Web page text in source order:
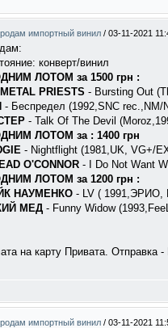
импортный винил / 03-11-2021
конверт/винил
ЛОТОМ за 1500 грн :
PRIESTS - Bursting Out
- Беспредел (1992,SNC rec.,NM/
- Talk Of The Devil
ЛОТОМ за : 1400 грн
- Nightflight (1981,UK, VG+/
O'CONNOR - I Do Not Want
ЛОТОМ за 1200 грн :
НАУМЕНКО - LV ( 1991,ЭРИО,
МЕД - Funny Widow
на карту Привата. Отправка
импортный винил / 03-11-2021